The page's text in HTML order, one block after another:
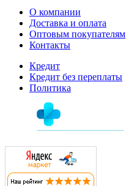
О компании
Доставка и оплата
Оптовым покупателям
Контакты
Кредит
Кредит без переплаты
Политика